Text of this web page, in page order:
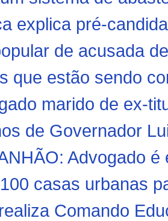
explica pré-
de acusada
que estão sendo
marido de ex-
de Governador
Advogado
casas urbanas
Comando